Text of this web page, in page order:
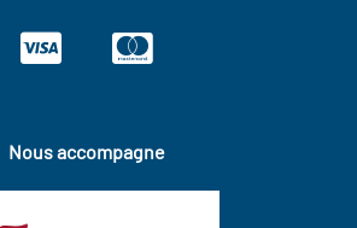
Nous accompagne